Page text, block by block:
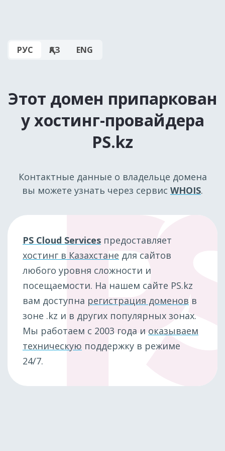
РУС ҚАЗ ENG
Этот домен припаркован
у хостинг-провайдера
PS.kz
Контактные данные о владельце домена
вы можете узнать через сервис WHOIS.
PS Cloud Services предоставляет
хостинг в Казахстане для сайтов
любого уровня сложности и
посещаемости. На нашем сайте PS.kz
вам доступна регистрация доменов в
зоне .kz и в других популярных зонах.
Мы работаем с 2003 года и оказываем
техническую поддержку в режиме
24/7.